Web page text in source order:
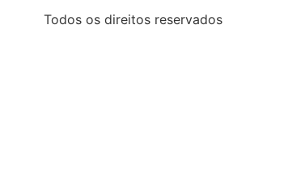
Todos os direitos reservados